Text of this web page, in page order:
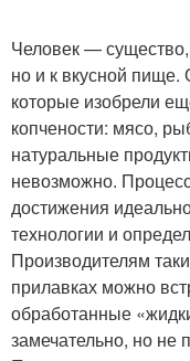
Человек —
но и к вкусной
которые изобрели
копчености: мясо,
натуральные
невозможно.
достижения
технологии и
Производителям
прилавках можно
обработанные
замечательно, но не